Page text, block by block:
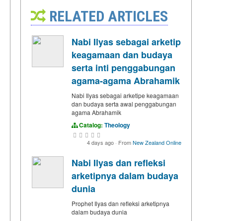
RELATED ARTICLES
Nabi Ilyas sebagai arketip
keagamaan dan budaya
serta inti penggabungan
agama-agama Abrahamik
Nabi Ilyas sebagai arketipe keagamaan
dan budaya serta awal penggabungan
agama Abrahamik
Catalog: Theology
4 days ago · FromNew Zealand Online
Nabi Ilyas dan refleksi
arketipnya dalam budaya
dunia
Prophet Ilyas dan refleksi arketipnya
dalam budaya dunia